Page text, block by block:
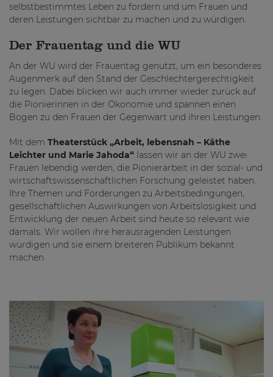
selbstbestimmtes Leben zu fordern und um Frauen und
deren Leistungen sichtbar zu machen und zu würdigen.
Der Frauentag und die WU
An der WU wird der Frauentag genutzt, um ein besonderes
Augenmerk auf den Stand der Geschlechtergerechtigkeit
zu legen. Dabei blicken wir auch immer wieder zurück auf
die Pionierinnen in der Ökonomie und spannen einen
Bogen zu den Frauen der Gegenwart und ihren Leistungen.
Mit dem Theaterstück „Arbeit, lebensnah – Käthe
Leichter und Marie Jahoda“ lassen wir an der WU zwei
Frauen lebendig werden, die Pionierarbeit in der sozial- und
wirtschaftswissenschaftlichen Forschung geleistet haben.
Ihre Themen und Forderungen zu Arbeitsbedingungen,
gesellschaftlichen Auswirkungen von Arbeitslosigkeit und
Entwicklung der neuen Arbeit sind heute so relevant wie
damals. Wir wollen ihre herausragenden Leistungen
würdigen und sie einem breiteren Publikum bekannt
machen.